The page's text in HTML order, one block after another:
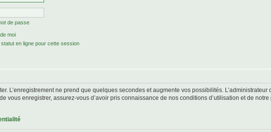
de passe
moi
en ligne pour cette session
L’enregistrement ne prend que quelques secondes et augmente vos possibilités.
vous enregistrer, assurez-vous d’avoir pris connaissance de nos conditions d’utilisation et de